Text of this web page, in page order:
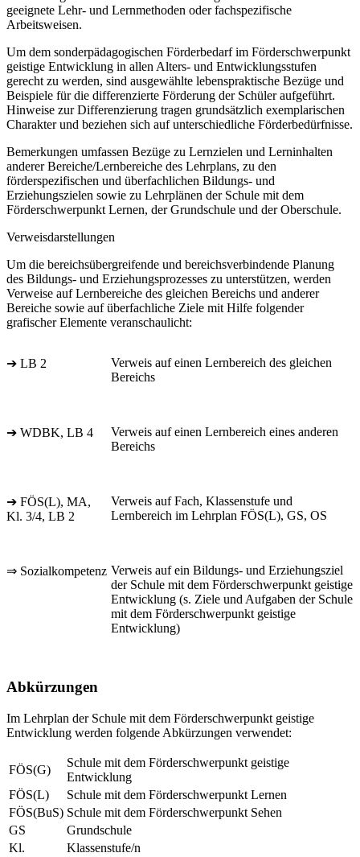
geeignete Lehr- und Lernmethoden oder fachspezifische
Arbeitsweisen.
Um dem sonderpädagogischen Förderbedarf im Förderschwerpunkt
geistige Entwicklung in allen Alters- und Entwicklungsstufen
gerecht zu werden, sind ausgewählte lebenspraktische Bezüge und
Beispiele für die differenzierte Förderung der Schüler aufgeführt.
Hinweise zur Differenzierung tragen grundsätzlich exemplarischen
Charakter und beziehen sich auf unterschiedliche Förderbedürfnisse.
Bemerkungen umfassen Bezüge zu Lernzielen und Lerninhalten
anderer Bereiche/Lernbereiche des Lehrplans, zu den
förderspezifischen und überfachlichen Bildungs- und
Erziehungszielen sowie zu Lehrplänen der Schule mit dem
Förderschwerpunkt Lernen, der Grundschule und der Oberschule.
Verweisdarstellungen
Um die bereichsübergreifende und bereichsverbindende Planung
des Bildungs- und Erziehungsprozesses zu unterstützen, werden
Verweise auf Lernbereiche des gleichen Bereichs und anderer
Bereiche sowie auf überfachliche Ziele mit Hilfe folgender
grafischer Elemente veranschaulicht:
➔ LB 2
Verweis auf einen Lernbereich des gleichen
Bereichs
➔ WDBK, LB 4
Verweis auf einen Lernbereich eines anderen
Bereichs
➔ FÖS(L), MA,
Kl. 3/4, LB 2
Verweis auf Fach, Klassenstufe und
Lernbereich im Lehrplan FÖS(L), GS, OS
⇒ Sozialkompetenz Verweis auf ein Bildungs- und Erziehungsziel
der Schule mit dem Förderschwerpunkt geistige
Entwicklung (s. Ziele und Aufgaben der Schule
mit dem Förderschwerpunkt geistige
Entwicklung)
Abkürzungen
Im Lehrplan der Schule mit dem Förderschwerpunkt geistige
Entwicklung werden folgende Abkürzungen verwendet:
FÖS(G)
Schule mit dem Förderschwerpunkt geistige
Entwicklung
FÖS(L)
Schule mit dem Förderschwerpunkt Lernen
FÖS(BuS) Schule mit dem Förderschwerpunkt Sehen
GS
Grundschule
Kl.
Klassenstufe/n